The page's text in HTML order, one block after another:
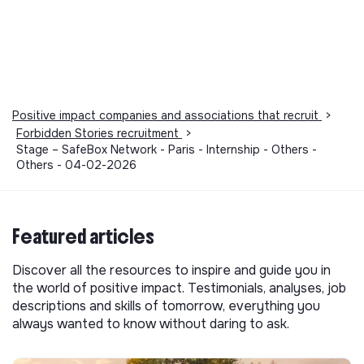
Forbidden Stories did not yet communicate its
impact measurement.
Labels and certifications
labels or certifications that it was able to obtain.
Positive impact companies and associations that recruit
>
Forbidden Stories recruitment
>
Stage – SafeBox Network - Paris - Internship - Others -
Others - 04-02-2026
Featured articles
Discover all the resources to inspire and guide you in
the world of positive impact. Testimonials, analyses, job
descriptions and skills of tomorrow, everything you
always wanted to know without daring to ask.